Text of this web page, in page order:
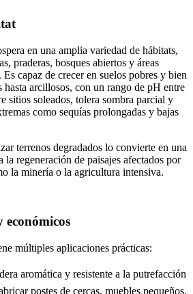
en una amplia variedad de hábitats,
praderas, bosques abiertos y áreas
capaz de crecer en suelos pobres y bien
hasta arcillosos, con un rango de pH entre
sitios soleados, tolera sombra parcial y
como sequías prolongadas y bajas
terrenos degradados lo convierte en una
la regeneración de paisajes afectados por
la minería o la agricultura intensiva.
económicos
múltiples aplicaciones prácticas:
aromática y resistente a la putrefacción
postes de cercas, muebles pequeños,